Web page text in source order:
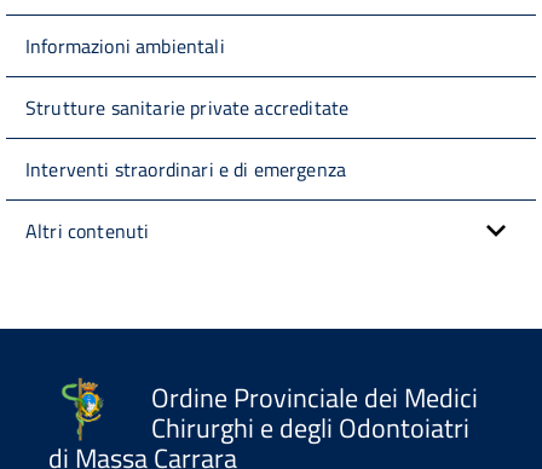
Informazioni ambientali
Strutture sanitarie private accreditate
Interventi straordinari e di emergenza
Altri contenuti
Ordine Provinciale dei Medici
Chirurghi e degli Odontoiatri
di Massa Carrara